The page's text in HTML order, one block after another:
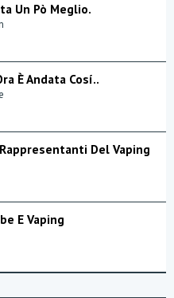
Un Pò Meglio.
È Andata Cosí..
Del Vaping
E Vaping